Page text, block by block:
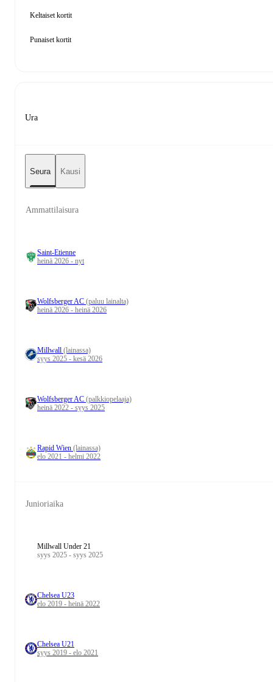
Keltaiset kortit
Punaiset kortit
Ura
Seura Kausi
Ammattilaisura
Saint-Etienne
heinä 2026 - nyt
Wolfsberger AC (paluu lainalta)
heinä 2026 - heinä 2026
Millwall (lainassa)
syys 2025 - kesä 2026
Wolfsberger AC (palkkiopelaaja)
heinä 2022 - syys 2025
Rapid Wien (lainassa)
elo 2021 - helmi 2022
Junioriaika
Millwall Under 21
syys 2025 - syys 2025
Chelsea U23
elo 2019 - heinä 2022
Chelsea U21
syys 2019 - elo 2021